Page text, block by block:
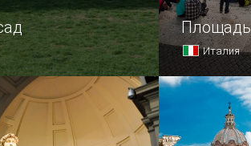
городской парк
в 1797 году
Италия
трудно